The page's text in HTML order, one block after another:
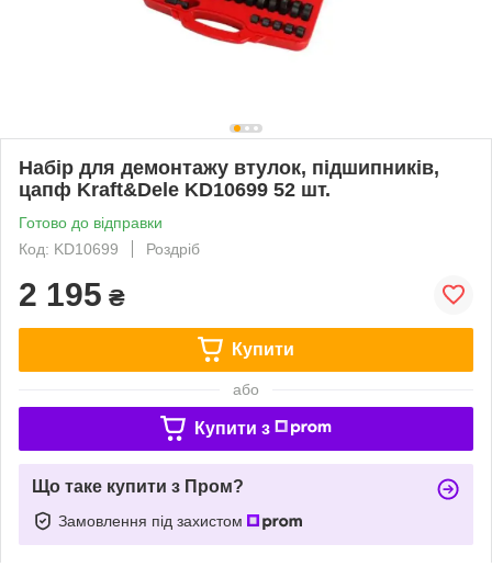
Набір для демонтажу втулок, підшипників,
цапф Kraft&Dele KD10699 52 шт.
Готово до відправки
Код: KD10699
Роздріб
2 195 ₴
Купити
або
Купити з
Що таке купити з Пром?
Замовлення під захистом